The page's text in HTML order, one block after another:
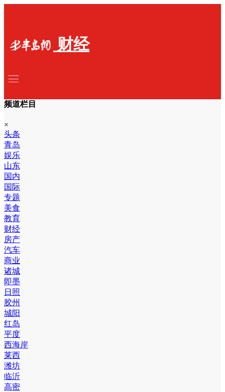
财经
频道栏目
×
头条
青岛
娱乐
山东
国内
国际
专题
美食
教育
财经
房产
汽车
商业
诸城
即墨
日照
胶州
城阳
红岛
平度
西海岸
莱西
潍坊
临沂
高密